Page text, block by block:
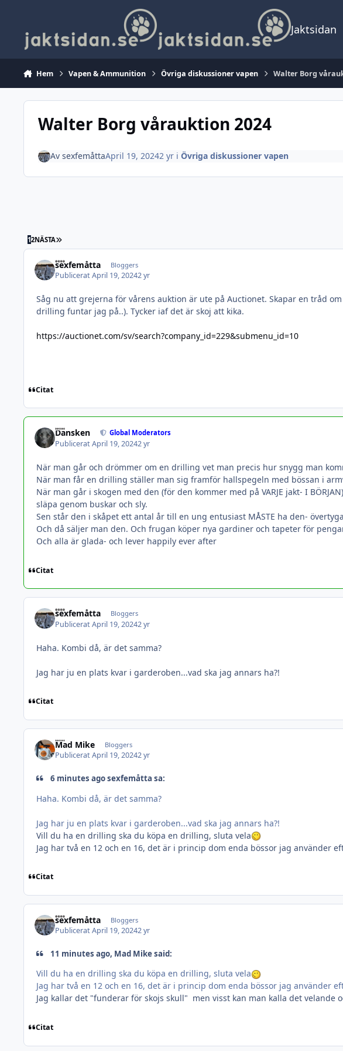
Jaktsidan
Hem Vapen & Ammunition Övriga diskussioner vapen Walter Borg
Walter Borg vårauktion 2024
Av sexfemåttaApril 19, 20242 yri Övriga diskussioner vapen
12NÄSTA SISTA SIDAN
sexfemåtta Bloggers
PubliceratApril 19, 20242 yr
Såg nu att grejerna för vårens auktion är ute på Auctionet. Skapar en tråd
drilling funtar jag på..). Tycker iaf det är skoj att kika.
https://auctionet.com/sv/search?company_id=229&submenu_id=10
Citat
Dansken Global Moderators
PubliceratApril 19, 20242 yr
När man går och drömmer om en drilling vet man precis hur snygg man
När man får en drilling ställer man sig framför hallspegeln med bössan i
När man går i skogen med den (för den kommer med på VARJE jakt- I
släpa genom buskar och sly.
Sen står den i skåpet ett antal år till en ung entusiast MÅSTE ha den-
Och då säljer man den. Och frugan köper nya gardiner och tapeter för
Och alla är glada- och lever happily ever after
Citat
sexfemåtta Bloggers
PubliceratApril 19, 20242 yr
Haha. Kombi då, är det samma?
Jag har ju en plats kvar i garderoben...vad ska jag annars ha?!
Citat
Mad Mike Bloggers
PubliceratApril 19, 20242 yr
6 minutes ago sexfemåtta sa:
Haha. Kombi då, är det samma?
Jag har ju en plats kvar i garderoben...vad ska jag annars ha?!
Vill du ha en drilling ska du köpa en drilling, sluta vela
Jag har två en 12 och en 16, det är i princip dom enda bössor jag använder
Citat
sexfemåtta Bloggers
PubliceratApril 19, 20242 yr
11 minutes ago, Mad Mike said:
Vill du ha en drilling ska du köpa en drilling, sluta vela
Jag har två en 12 och en 16, det är i princip dom enda bössor jag använder
Jag kallar det "funderar för skojs skull" men visst kan man kalla det velande
Citat